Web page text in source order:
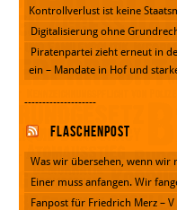
Kontrollverlust ist keine
Digitalisierung ohne
Piratenpartei zieht erneut in
ein – Mandate in Hof und
--------------------
Flaschenpost
Was wir übersehen, wenn wir
Einer muss anfangen. Wir
Fanpost für Friedrich Merz – V